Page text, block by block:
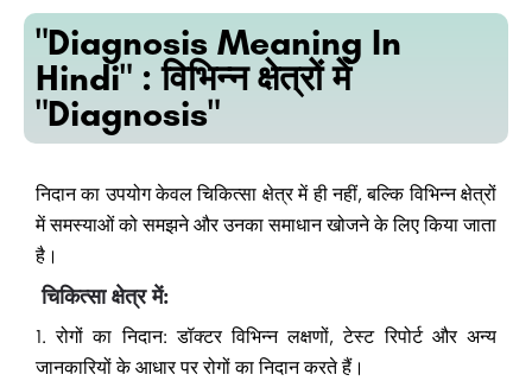
"Diagnosis Meaning In
Hindi" : विभिन्न क्षेत्रों में
"Diagnosis"
निदान का उपयोग केवल चिकित्सा क्षेत्र में ही नहीं, बल्कि विभिन्न क्षेत्रों
में समस्याओं को समझने और उनका समाधान खोजने के लिए किया जाता
है।
चिकित्सा क्षेत्र में:
1. रोगों का निदान: डॉक्टर विभिन्न लक्षणों, टेस्ट रिपोर्ट और अन्य
जानकारियों के आधार पर रोगों का निदान करते हैं।